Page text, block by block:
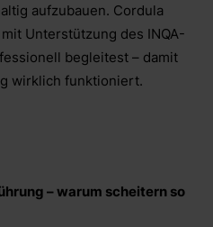
aufzubauen. Cordula
Unterstützung des INQA-
begleitest – damit
wirklich funktioniert.
– warum scheitern so